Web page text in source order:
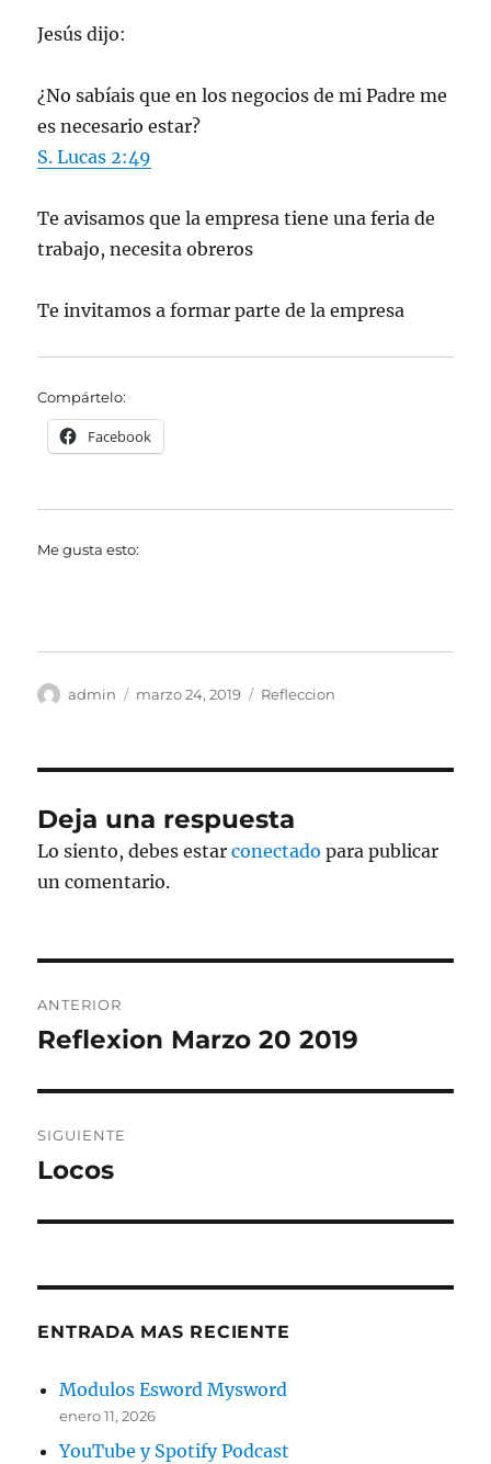
Jesús dijo:
¿No sabíais que en los negocios de mi Padre me
es necesario estar?
S.Lucas 2:49
Te avisamos que la empresa tiene una feria de
trabajo, necesita obreros
Te invitamos a formar parte de la empresa
Compártelo:
Facebook
Me gusta esto:
Autor
admin
Publicado
marzo 24, 2019 Categorías
Refleccion
Deja una respuesta
Lo siento, debes estarconectado para publicar
un comentario.
de
ANTERIOR
Entrada
Reflexion Marzo 20 2019
SIGUIENTE
Entrada
Locos
ENTRADA MAS RECIENTE
Modulos Esword Mysword
enero 11, 2026
YouTube y Spotify Podcast